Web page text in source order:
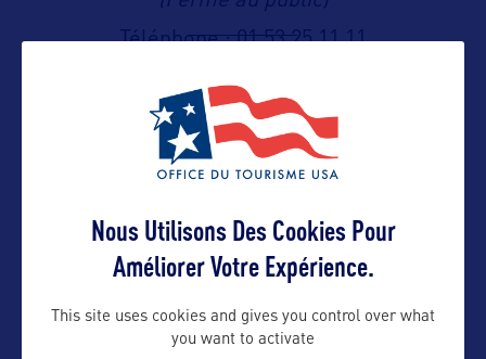
Téléphone : 01 53 25 11 11
Adresse aux USA :
555 Capitol Mall, Suite 1100
Sacramento, CA 95814 – USA
Contact presse
paserra@hopscotch.one
Contact pro
llehongre@hopscotch.one
Nous Utilisons Des Cookies Pour
Améliorer Votre Expérience.
This site uses cookies and gives you control over what
you want to activate